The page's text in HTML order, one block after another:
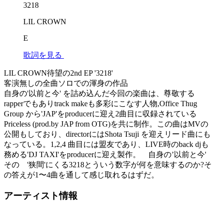
3218
LIL CROWN
E
歌詞を見る
LIL CROWN待望の2nd EP '3218'
客演無しの全曲ソロでの渾身の作品
自身の'以前と今' を詰め込んだ今回の楽曲は、尊敬する
rapperでもありtrack makeも多彩にこなす人物,Office Thug
Group から'JAP'をproducerに迎え2曲目に収録されている
Priceless (prod.by JAP from OTG)を共に制作。この曲はMVの
公開もしており、directorにはShota Tsuji を迎えリード曲にも
なっている。1,2,4 曲目には盟友であり、LIVE時のback djも
務める'DJ TAXI'をproducerに迎え製作。 自身の’以前と今'
その '狭間'にくる3218とういう数字が何を意味するのか?そ
の答えが1〜4曲を通して感じ取れるはずだ。
アーティスト情報